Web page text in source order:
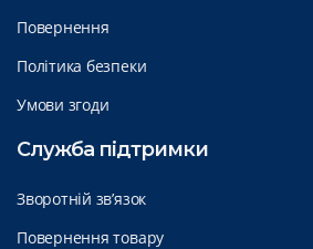
Повернення
Політика безпеки
Умови згоди
Служба підтримки
Зворотній зв’язок
Повернення товару